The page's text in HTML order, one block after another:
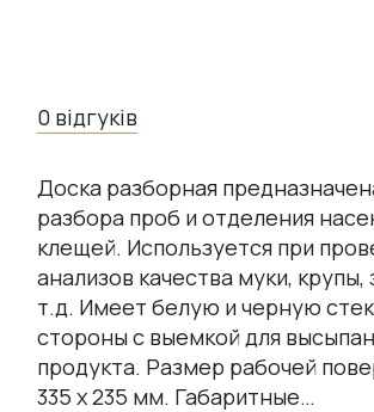
0 відгуків
Доска разборная
разбора проб и отделения
клещей. Используется при
анализов качества муки, крупы,
т.д. Имеет белую и черную
стороны с выемкой для
продукта. Размер рабочей
335 х 235 мм. Габаритные…